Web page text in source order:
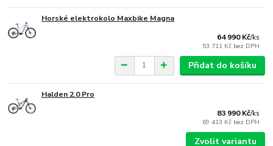
Horské elektrokolo Maxbike Magna
64 990 Kč/ks
53 711 Kč bez DPH
Přidat do košíku
Halden 2.0 Pro
83 990 Kč/ks
69 413 Kč bez DPH
Zvolit variantu